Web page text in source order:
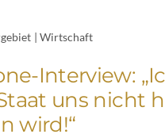
| Wirtschaft
Interview:
uns nicht
wird!“